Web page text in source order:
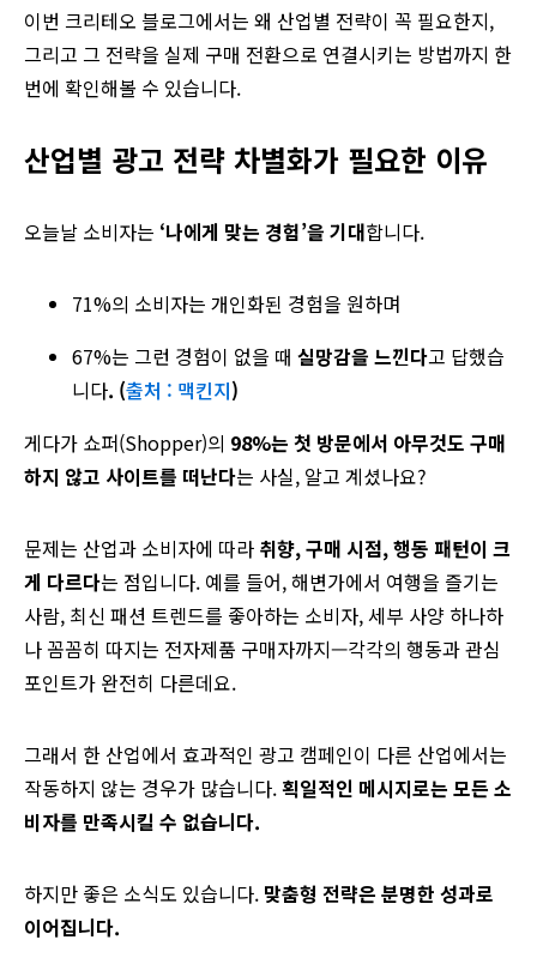
이번 크리테오 블로그에서는 왜 산업별 전략이 꼭 필요한지,
그리고 그 전략을 실제 구매 전환으로 연결시키는 방법까지 한
번에 확인해볼 수 있습니다.
산업별 광고 전략 차별화가 필요한 이유
오늘날 소비자는 ‘나에게 맞는 경험’을 기대합니다.
71%의 소비자는 개인화된 경험을 원하며
67%는 그런 경험이 없을 때 실망감을 느낀다고 답했습
니다. (출처 : 맥킨지)
게다가 쇼퍼(Shopper)의 98%는 첫 방문에서 아무것도 구매
하지 않고 사이트를 떠난다는 사실, 알고 계셨나요?
문제는 산업과 소비자에 따라 취향, 구매 시점, 행동 패턴이 크
게 다르다는 점입니다. 예를 들어, 해변가에서 여행을 즐기는
사람, 최신 패션 트렌드를 좋아하는 소비자, 세부 사양 하나하
나 꼼꼼히 따지는 전자제품 구매자까지—각각의 행동과 관심
포인트가 완전히 다른데요.
그래서 한 산업에서 효과적인 광고 캠페인이 다른 산업에서는
작동하지 않는 경우가 많습니다.획일적인 메시지로는 모든 소
비자를 만족시킬 수 없습니다.
하지만 좋은 소식도 있습니다. 맞춤형 전략은 분명한 성과로
이어집니다.